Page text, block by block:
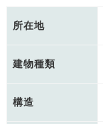
所在地
建物種類
構造